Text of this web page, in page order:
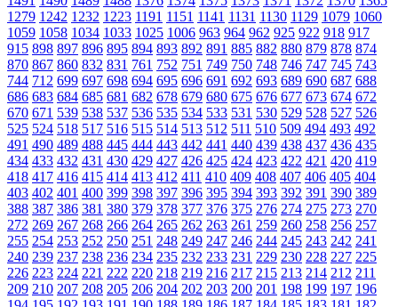
1279 1242 1232 1223 1191 1151 1141 1131 1130 1129 1079 1060
1059 1058 1034 1033 1025 1006 963 964 962 925 922 918 917
915 898 897 896 895 894 893 892 891 885 882 880 879 878 874
870 867 860 832 831 761 752 751 749 750 748 746 747 745 743
744 712 699 697 698 694 695 696 691 692 693 689 690 687 688
686 683 684 685 681 682 678 679 680 675 676 677 673 674 672
670 671 539 538 537 536 535 534 533 531 530 529 528 527 526
525 524 518 517 516 515 514 513 512 511 510 509 494 493 492
491 490 489 488 445 444 443 442 441 440 439 438 437 436 435
434 433 432 431 430 429 427 426 425 424 423 422 421 420 419
418 417 416 415 414 413 412 411 410 409 408 407 406 405 404
403 402 401 400 399 398 397 396 395 394 393 392 391 390 389
388 387 386 381 380 379 378 377 376 375 276 274 275 273 270
272 269 267 268 266 264 265 262 263 261 259 260 258 256 257
255 254 253 252 250 251 248 249 247 246 244 245 243 242 241
240 239 237 238 236 234 235 232 233 231 229 230 228 227 225
226 223 224 221 222 220 218 219 216 217 215 213 214 212 211
209 210 207 208 205 206 204 202 203 200 201 198 199 197 196